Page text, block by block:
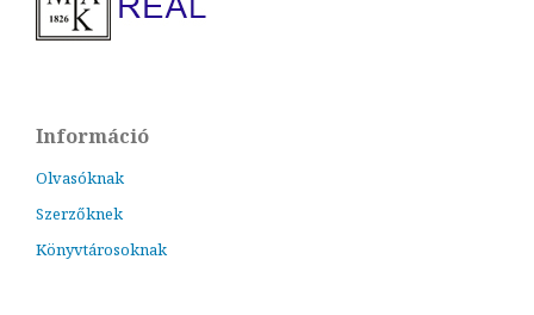
Információ
Olvasóknak
Szerzőknek
Könyvtárosoknak